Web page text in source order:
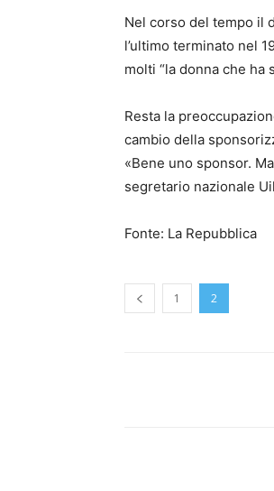
Nel corso del tempo il
l’ultimo terminato nel
molti “la donna che ha
Resta la
cambio della
«Bene uno sponsor.
segretario nazionale
Fonte: La Repubblica
1 2